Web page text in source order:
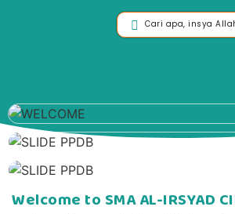
Welcome to SMA AL-IRSYAD